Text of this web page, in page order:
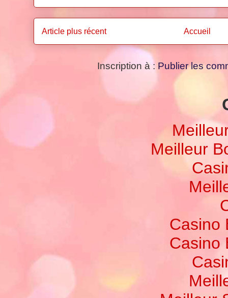
Article plus récent Accueil
Inscription à : Publier les
Meilleur
Casino
Casino